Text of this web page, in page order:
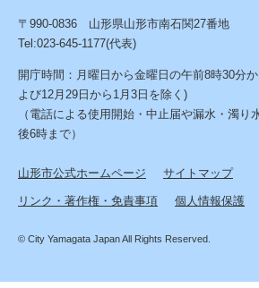
〒990-0836 山形県山形市南石関27番地
Tel:023-645-1177(代表)
開庁時間：月曜日から金曜日の午前8時30分
よび12月29日から1月3日を除く)
（電話による使用開始・中止届や漏水・濁り
後6時まで）
山形市公式ホームページ サイトマップ
リンク・著作権・免責事項 個人情報保護
© City Yamagata Japan All Rights Reserved.